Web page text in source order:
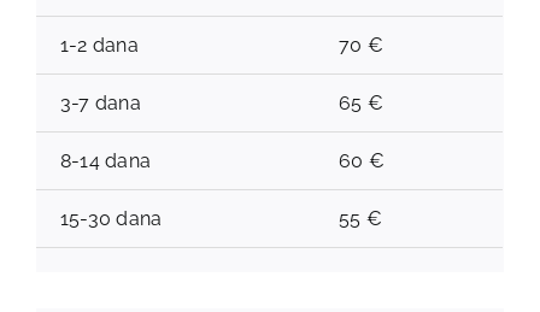
1-2 dana 70 €
3-7 dana 65 €
8-14 dana 60 €
15-30 dana 55 €